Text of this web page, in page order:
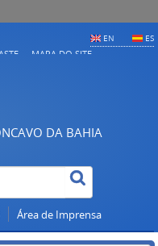
EN ES
MAPA DO SITE
DA BAHIA
Área de Imprensa